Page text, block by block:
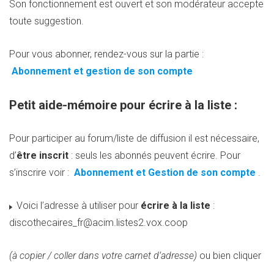
Son fonctionnement est ouvert et son modérateur accepte
toute suggestion.
Pour vous abonner, rendez-vous sur la partie :
Abonnement et gestion de son compte
Petit aide-mémoire pour écrire à la liste :
Pour participer au forum/liste de diffusion il est nécessaire,
d’être inscrit : seuls les abonnés peuvent écrire. Pour
s’inscrire voir : Abonnement et Gestion de son compte .
Voici l’adresse à utiliser pour écrire à la liste :
discothecaires_fr@acim.listes2.vox.coop
(à copier / coller dans votre carnet d’adresse) ou bien cliquer